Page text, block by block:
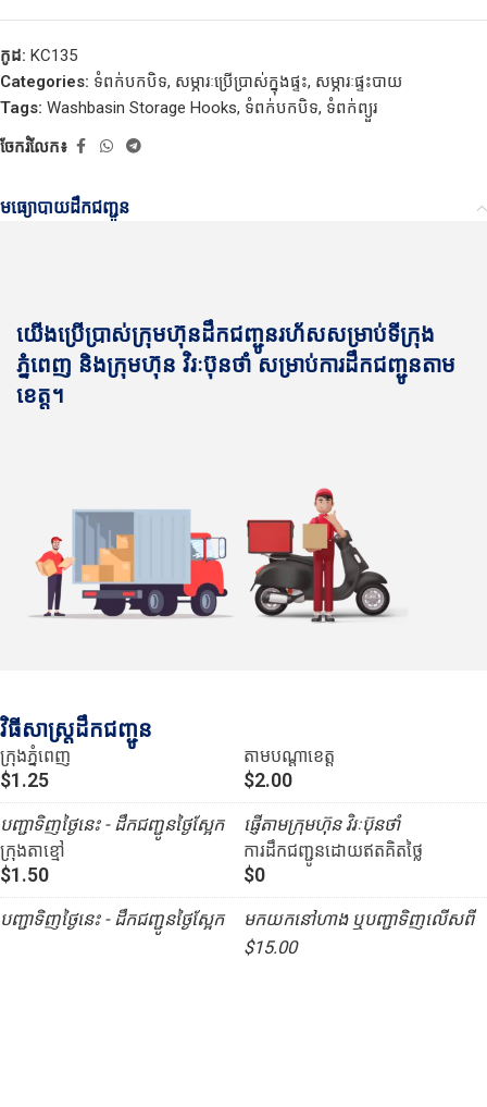
កូដ: KC135
Categories: ទំពក់បកបិទ, សម្ភារៈប្រើប្រាស់ក្នុងផ្ទះ, សម្ភារៈផ្ទះបាយ
Tags: Washbasin Storage Hooks, ទំពក់បកបិទ, ទំពក់ព្យួរ​
ចែករំលែក៖
មធ្យោបាយដឹកជញ្ជូន
យើងប្រើប្រាស់ក្រុមហ៊ុនដឹកជញ្ជូនរហ័សសម្រាប់ទីក្រុង
ភ្នំពេញ និងក្រុមហ៊ុន វិរៈប៊ុនថាំ សម្រាប់ការដឹកជញ្ជូនតាម
ខេត្ត។
វិធីសាស្រ្តដឹកជញ្ជូន
ក្រុងភ្នំពេញ
$1.25
បញ្ជាទិញថ្ងៃនេះ - ដឹកជញ្ជូនថ្ងៃស្អែក
ក្រុងតាខ្មៅ
$1.50
បញ្ជាទិញថ្ងៃនេះ - ដឹកជញ្ជូនថ្ងៃស្អែក
តាមបណ្ដាខេត្ត
$2.00
ផ្ញើតាមក្រុមហ៊ុន វិរៈប៊ុនថាំ
ការដឹកជញ្ជូនដោយឥតគិតថ្លៃ
$0
មកយកនៅហាង ឬបញ្ជាទិញលើសពី
$15.00